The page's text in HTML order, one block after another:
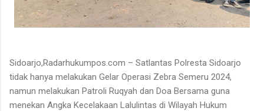
Sidoarjo,Radarhukumpos.com – Satlantas Polresta Sidoarjo
tidak hanya melakukan Gelar Operasi Zebra Semeru 2024,
namun melakukan Patroli Ruqyah dan Doa Bersama guna
menekan Angka Kecelakaan Lalulintas di Wilayah Hukum